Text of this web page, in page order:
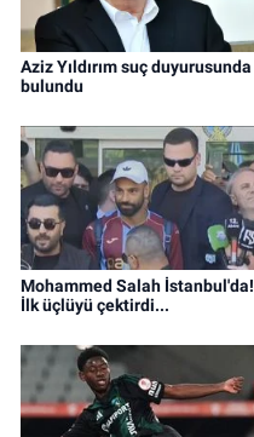
Aziz Yıldırım suç duyurusunda
bulundu
Mohammed Salah İstanbul'da!
İlk üçlüyü çektirdi...